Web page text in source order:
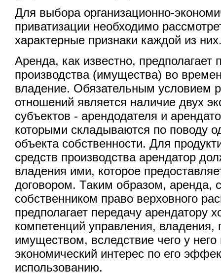
Для выбора организационно-
приватизации необходимо
характерные признаки каждой из
Аренда, как известно, предполагает
производства (имущества) во
владение. Обязательным условием
отношений является наличие двух
субъектов - арендодателя и
которыми складываются по поводу
объекта собственности. Для
средств производства арендатор
владения ими, которое
договором. Таким образом, аренда,
собственником право верховного
предполагает передачу арендатору
компетенций управления, владения,
имуществом, вследствие чего у него
экономический интерес по его
использованию.